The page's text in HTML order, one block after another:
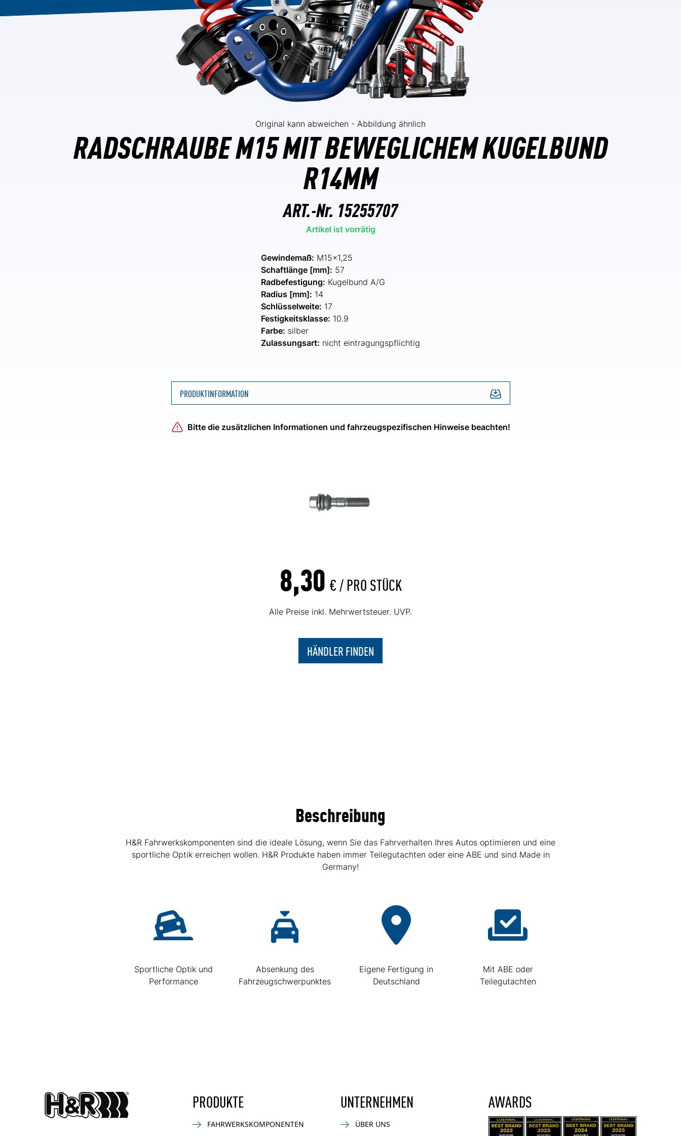
Original kann abweichen - Abbildung ähnlich
RADSCHRAUBE M15 MIT BEWEGLICHEM KUGELBUND
R14MM
ART.-Nr. 15255707
Artikel ist vorrätig
Gewindemaß: M15x1,25
Schaftlänge [mm]: 57
Radbefestigung: Kugelbund A/G
Radius [mm]: 14
Schlüsselweite: 17
Festigkeitsklasse: 10.9
Farbe: silber
Zulassungsart: nicht eintragungspflichtig
PRODUKTINFORMATION
Bitte die zusätzlichen Informationen und fahrzeugspezifischen Hinweise beachten!
8,30 € / PRO STÜCK
Alle Preise inkl. Mehrwertsteuer. UVP.
HÄNDLER FINDEN
Beschreibung
H&R Fahrwerkskomponenten sind die ideale Lösung, wenn Sie das Fahrverhalten Ihres Autos optimieren und eine
sportliche Optik erreichen wollen. H&R Produkte haben immer Teilegutachten oder eine ABE und sind Made in
Germany!
Sportliche Optik und
Performance
Absenkung des
Fahrzeugschwerpunktes
Eigene Fertigung in
Deutschland
Mit ABE oder
Teilegutachten
PRODUKTE
FAHRWERKSKOMPONENTEN
UNTERNEHMEN
ÜBER UNS
AWARDS